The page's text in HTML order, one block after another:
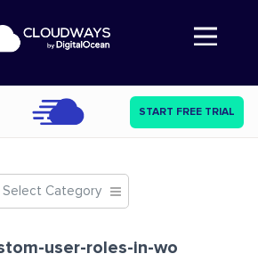
Abre a navegação
START FREE TRIAL
Select Category
user-roles-in-wo